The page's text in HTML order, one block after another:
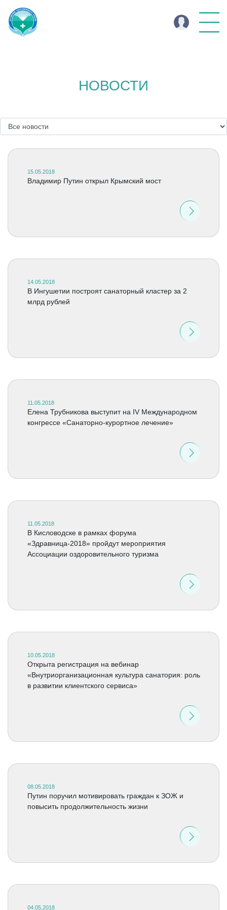
НОВОСТИ
15.05.2018
Владимир Путин открыл Крымский мост
14.05.2018
В Ингушетии построят санаторный кластер за 2
млрд рублей
11.05.2018
Елена Трубникова выступит на IV Международном
конгрессе «Санаторно-курортное лечение»
11.05.2018
В Кисловодске в рамках форума
«Здравница-2018» пройдут мероприятия
Ассоциации оздоровительного туризма
10.05.2018
Открыта регистрация на вебинар
«Внутриорганизационная культура санатория: роль
в развитии клиентского сервиса»
08.05.2018
Путин поручил мотивировать граждан к ЗОЖ и
повысить продолжительность жизни
04.05.2018